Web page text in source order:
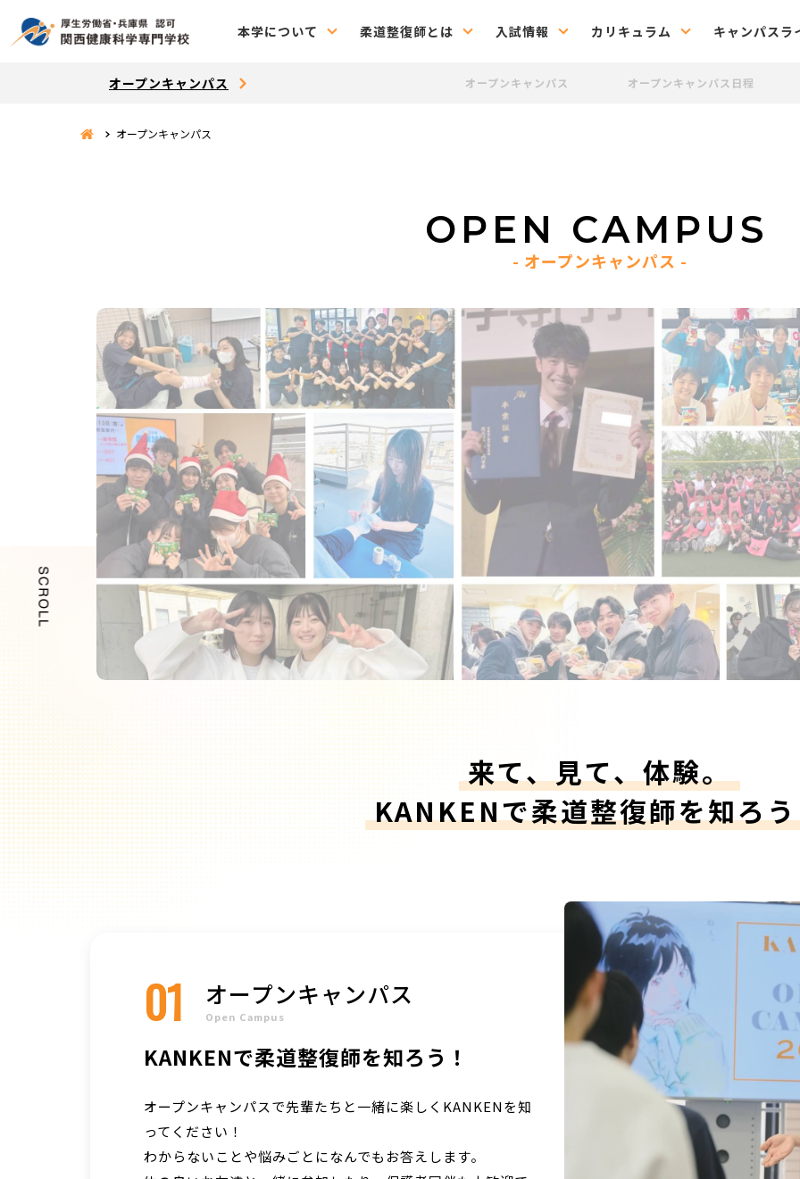
本学について 柔道整復師とは 入試情報 カリキュラム キャンパスラ
オープンキャンパス オープンキャンパス オープンキャンパス日程
オープンキャンパス
OPEN CAMPUS
オープンキャンパス
来て、見て、体験。
KANKENで柔道整復師を知ろ
01 オープンキャンパス
Open Campus
KANKENで柔道整復師を知ろう！
オープンキャンパスで先輩たちと一緒に楽しくKANKENを知
ってください！
わからないことや悩みごとになんでもお答えします。